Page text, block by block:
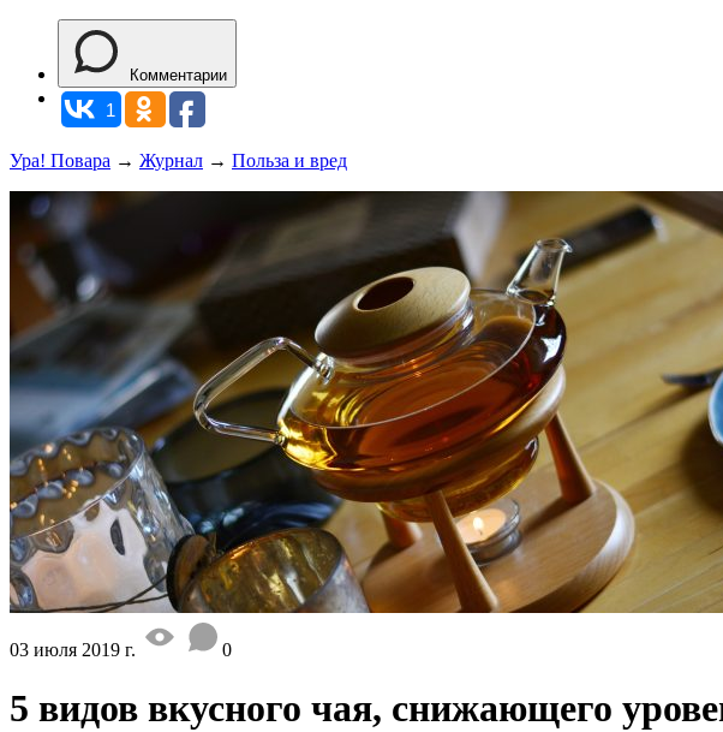
Комментарии
1
Ура! Повара → Журнал → Польза и вред
03 июля 2019 г. 0
5 видов вкусного чая, снижающего